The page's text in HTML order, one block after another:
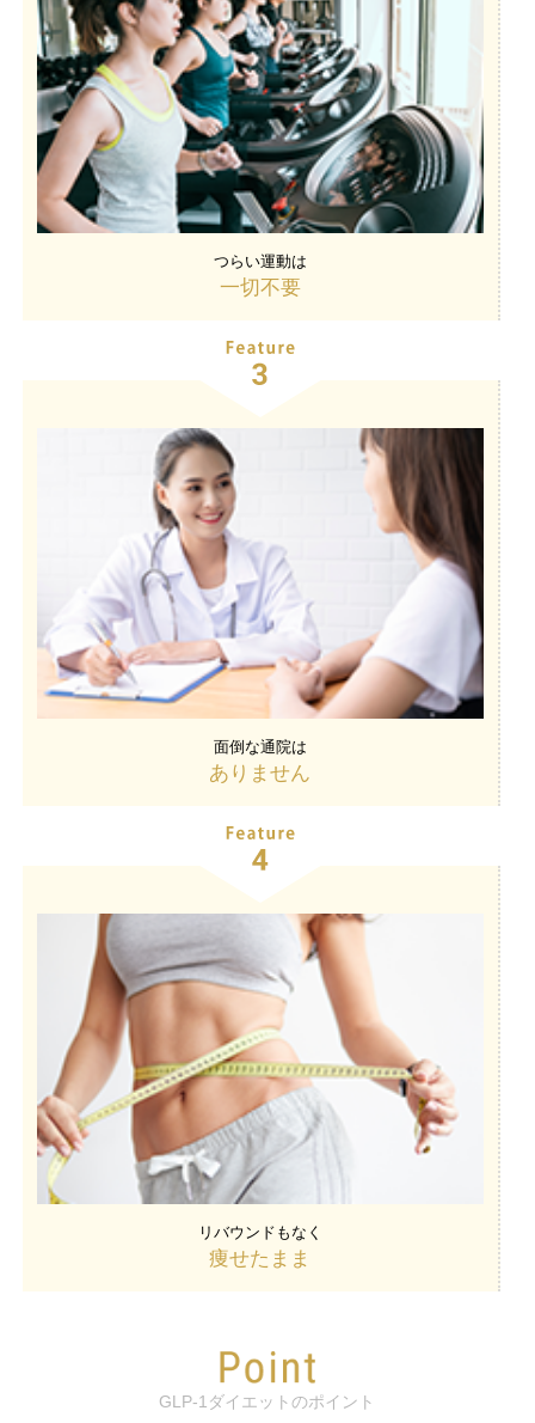
つらい運動は
一切不要
面倒な通院は
ありません
リバウンドもなく
痩せたまま
GLP-1ダイエットのポイント